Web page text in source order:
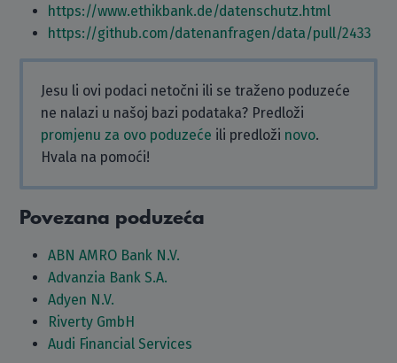
https://www.ethikbank.de/datenschutz.html
https://github.com/datenanfragen/data/pull/2433
Jesu li ovi podaci netočni ili se traženo poduzeće
ne nalazi u našoj bazi podataka? Predloži
promjenu za ovo poduzeće ili predloži novo.
Hvala na pomoći!
Povezana poduzeća
ABN AMRO Bank N.V.
Advanzia Bank S.A.
Adyen N.V.
Riverty GmbH
Audi Financial Services